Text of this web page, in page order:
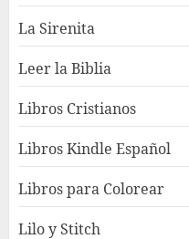
La Sirenita
Leer la Biblia
Libros Cristianos
Libros Kindle Español
Libros para Colorear
Lilo y Stitch